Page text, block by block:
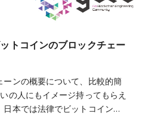
トコインのブロックチェー
ンの概要について、比較的簡
の人にもイメージ持ってもらえ
日本では法律でビットコイン…